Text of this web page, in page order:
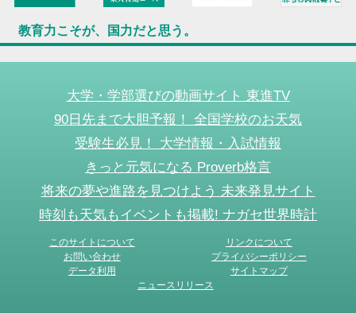
教育力こそが、国力だと思う。
大学・学部選びの動画サイト 東進TV
90日先まで大胆予報！ 全国学校のお天気
受験生必見！ 大学情報・入試情報
きっと元気になる Proverb格言
将来の夢や進路を見つけよう 未来発見サイト
時刻も天気もイベントも掲載! ナガセ世界時計
このサイトについて
リンクについて
お問い合わせ
プライバシーポリシー
データ利用
サイトマップ
ニュースリリース